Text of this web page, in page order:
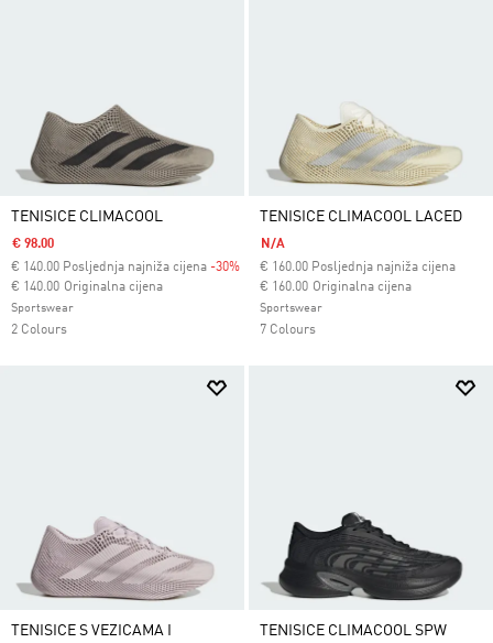
TENISICE CLIMACOOL
€ 98.00
€ 140.00 Posljednja najniža cijena -30%
Originalna cijena
Cijena umanjena od
€ 140.00za
Sportswear
2 Colours
TENISICE CLIMACOOL LACED
N/A
€ 160.00 Posljednja najniža cijena
Originalna cijena
Cijena umanjena od
€ 160.00za
Sportswear
7 Colours
TENISICE S VEZICAMA I
TENISICE CLIMACOOL SPW